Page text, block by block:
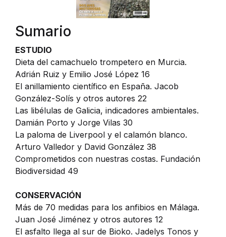
Sumario
ESTUDIO
Dieta del camachuelo trompetero en Murcia.
Adrián Ruiz y Emilio José López 16
El anillamiento científico en España. Jacob
González-Solís y otros autores 22
Las libélulas de Galicia, indicadores ambientales.
Damián Porto y Jorge Vilas 30
La paloma de Liverpool y el calamón blanco.
Arturo Valledor y David González 38
Comprometidos con nuestras costas. Fundación
Biodiversidad 49
CONSERVACIÓN
Más de 70 medidas para los anfibios en Málaga.
Juan José Jiménez y otros autores 12
El asfalto llega al sur de Bioko. Jadelys Tonos y